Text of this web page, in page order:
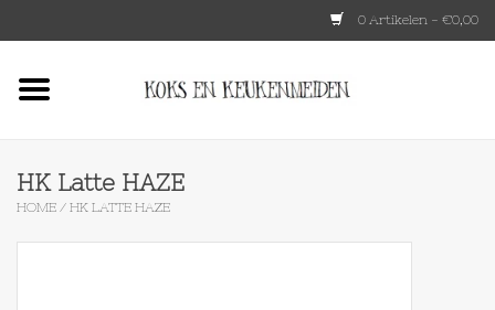
0 Artikelen - €0,00
HK Latte HAZE
HOME / HK LATTE HAZE